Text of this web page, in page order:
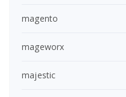
magento
mageworx
majestic